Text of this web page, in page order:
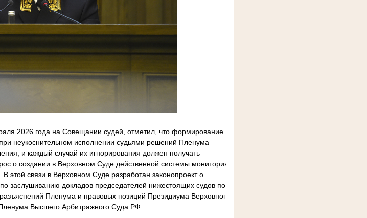
2026 года на Совещании судей, отметил, что формирование
неукоснительном исполнении судьями решений Пленума
и каждый случай их игнорирования должен получать
о создании в Верховном Суде действенной системы мониторинга
этой связи в Верховном Суде разработан законопроект о
заслушиванию докладов председателей нижестоящих судов по
Пленума и правовых позиций Президиума Верховного
Высшего Арбитражного Суда РФ.